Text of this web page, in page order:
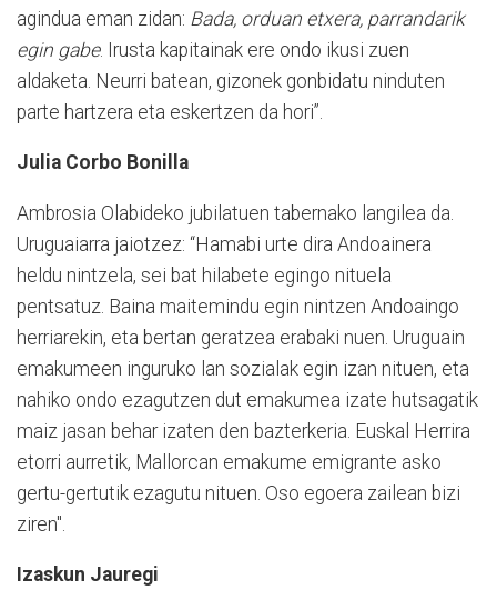
agindua eman zidan: Bada, orduan etxera, parrandarik
egin gabe. Irusta kapitainak ere ondo ikusi zuen
aldaketa. Neurri batean, gizonek gonbidatu ninduten
parte hartzera eta eskertzen da hori”.
Julia Corbo Bonilla
Ambrosia Olabideko jubilatuen tabernako langilea da.
Uruguaiarra jaiotzez: “Hamabi urte dira Andoainera
heldu nintzela, sei bat hilabete egingo nituela
pentsatuz. Baina maitemindu egin nintzen Andoaingo
herriarekin, eta bertan geratzea erabaki nuen. Uruguain
emakumeen inguruko lan sozialak egin izan nituen, eta
nahiko ondo ezagutzen dut emakumea izate hutsagatik
maiz jasan behar izaten den bazterkeria. Euskal Herrira
etorri aurretik, Mallorcan emakume emigrante asko
gertu-gertutik ezagutu nituen. Oso egoera zailean bizi
ziren".
Izaskun Jauregi